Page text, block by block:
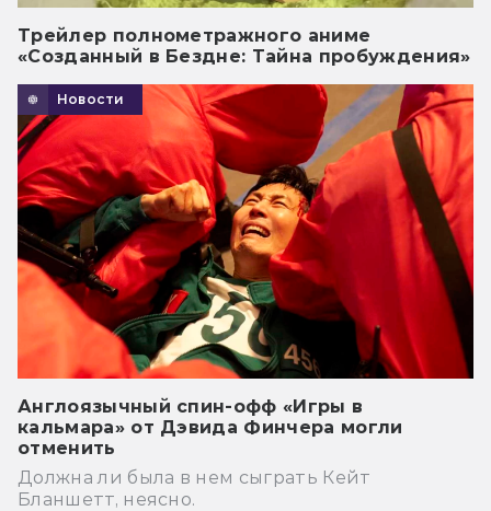
Трейлер полнометражного аниме
«Созданный в Бездне: Тайна пробуждения»
Новости
Англоязычный спин-офф «Игры в
кальмара» от Дэвида Финчера могли
отменить
Должна ли была в нем сыграть Кейт
Бланшетт, неясно.